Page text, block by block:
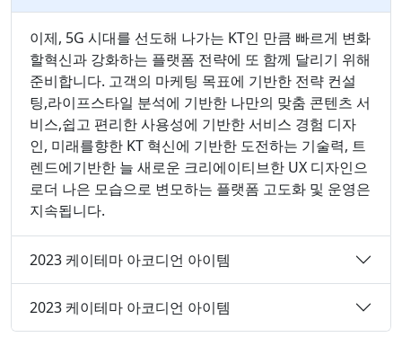
이제, 5G 시대를 선도해 나가는 KT인 만큼 빠르게 변화
할혁신과 강화하는 플랫폼 전략에 또 함께 달리기 위해
준비합니다. 고객의 마케팅 목표에 기반한 전략 컨설
팅,라이프스타일 분석에 기반한 나만의 맞춤 콘텐츠 서
비스,쉽고 편리한 사용성에 기반한 서비스 경험 디자
인, 미래를향한 KT 혁신에 기반한 도전하는 기술력, 트
렌드에기반한 늘 새로운 크리에이티브한 UX 디자인으
로더 나은 모습으로 변모하는 플랫폼 고도화 및 운영은
지속됩니다.
2023 케이테마 아코디언 아이템
2023 케이테마 아코디언 아이템